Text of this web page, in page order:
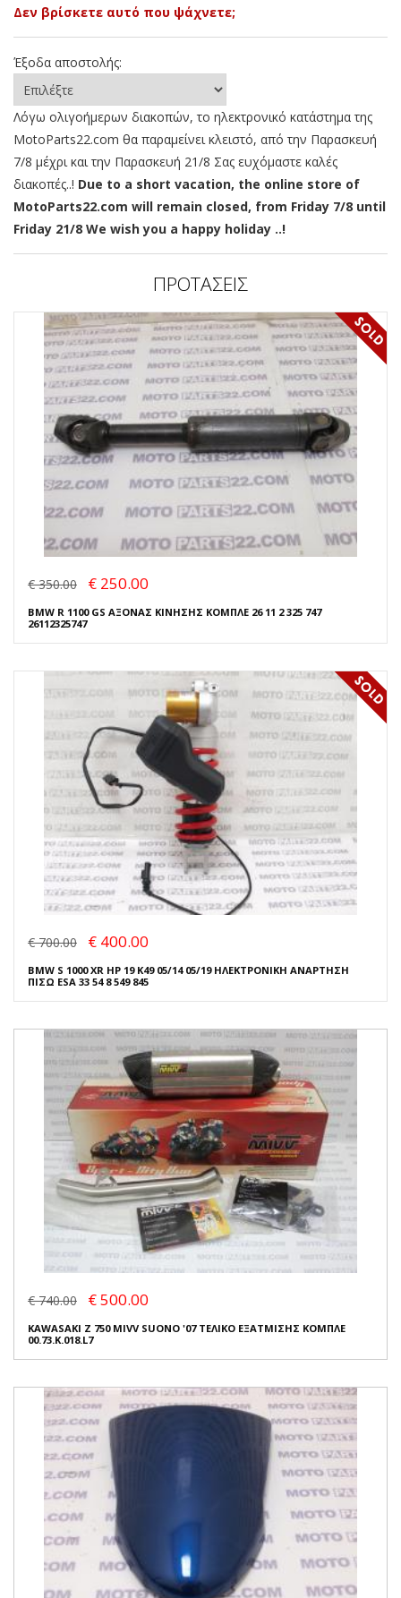
Δεν βρίσκετε αυτό που ψάχνετε;
Έξοδα αποστολής:
Λόγω ολιγοήμερων διακοπών, το ηλεκτρονικό κατάστημα της
MotoParts22.com θα παραμείνει κλειστό, από την Παρασκευή
7/8 μέχρι και την Παρασκευή 21/8 Σας ευχόμαστε καλές
διακοπές..! Due to a short vacation, the online store of
MotoParts22.com will remain closed, from Friday 7/8 until
Friday 21/8 We wish you a happy holiday ..!
ΠΡΟΤΑΣΕΙΣ
€ 350.00 € 250.00
BMW R 1100 GS ΑΞΟΝΑΣ ΚΙΝΗΣΗΣ ΚΟΜΠΛΕ 26 11 2 325 747
26112325747
€ 700.00 € 400.00
BMW S 1000 XR HP 19 K49 05/14 05/19 ΗΛΕΚΤΡΟΝΙΚΗ ΑΝΑΡΤΗΣΗ
ΠΙΣΩ ESA 33 54 8 549 845
€ 740.00 € 500.00
KAWASAKI Z 750 MIVV SUONO '07 ΤΕΛΙΚΟ ΕΞΑΤΜΙΣΗΣ ΚΟΜΠΛΕ
00.73.K.018.L7